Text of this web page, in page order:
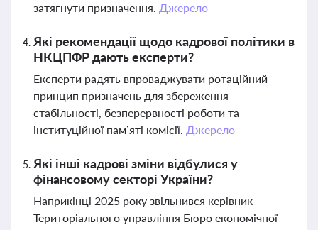
затягнути призначення. Джерело
Які рекомендації щодо кадрової політики в
НКЦПФР дають експерти?
Експерти радять впроваджувати ротаційний
принцип призначень для збереження
стабільності, безперервності роботи та
інституційної пам’яті комісії. Джерело
Які інші кадрові зміни відбулися у
фінансовому секторі України?
Наприкінці 2025 року звільнився керівник
Територіального управління Бюро економічної